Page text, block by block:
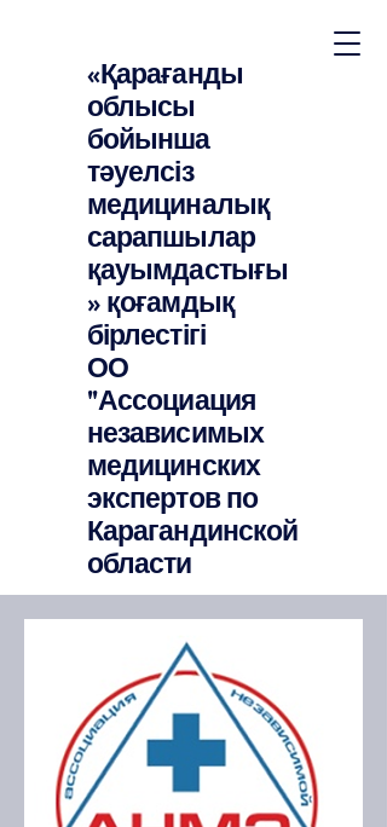
«Қарағанды
облысы
бойынша
тәуелсіз
медициналық
сарапшылар
қауымдастығы
» қоғамдық
бірлестігі
ОО
"Ассоциация
независимых
медицинских
экспертов по
Карагандинской
области